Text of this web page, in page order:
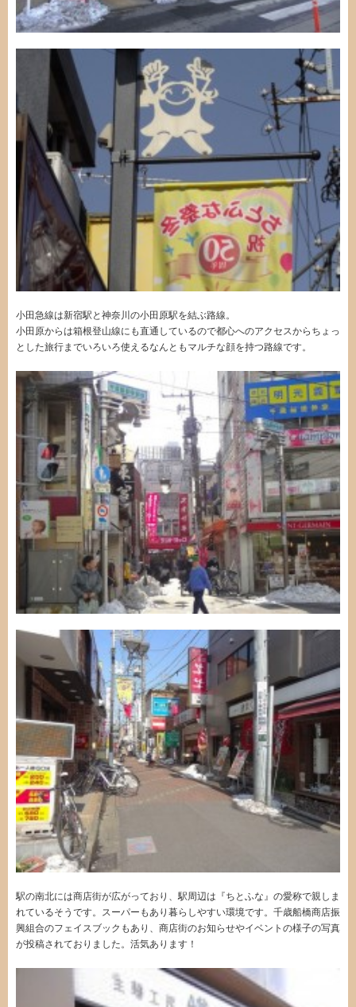
小田急線は新宿駅と神奈川の小田原駅を結ぶ路線。
小田原からは箱根登山線にも直通しているので都心へのアクセスからちょっ
とした旅行までいろいろ使えるなんともマルチな顔を持つ路線です。
駅の南北には商店街が広がっており、駅周辺は『ちとふな』の愛称で親しま
れているそうです。スーパーもあり暮らしやすい環境です。千歳船橋商店振
興組合のフェイスブックもあり、商店街のお知らせやイベントの様子の写真
が投稿されておりました。活気あります！